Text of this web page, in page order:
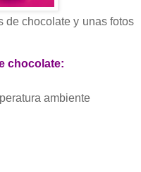
de chocolate y unas fotos
chocolate:
ambiente